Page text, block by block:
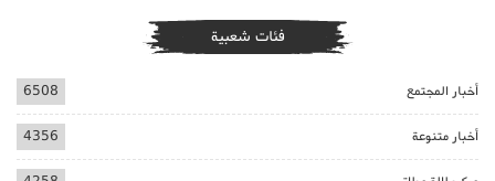
فئات شعبية
أخبار المجتمع 6508
أخبار متنوعة 4356